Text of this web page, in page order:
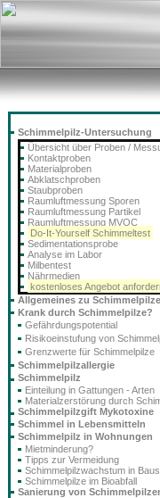
Schimmelpilz-Untersuchung
Übersicht über Proben /
Kontaktproben
Materialproben
Abklatschproben
Staubproben
Raumluftmessung Sporen
Raumluftmessung Partikel
Raumluftmessung MVOC
Do-It-Yourself Schimmeltest
Sedimentationsprobe
Analyse im Labor
Milbentest
Nährmedien
kostenloses Angebot
Allgemeines zu
Krank durch Schimmelpilze?
Gefährdungspotential
Risikoeinstufung von
Grenzwerte für Schimmelpilze
Schimmelpilzallergie
Schimmelpilz
Einteilung in Gattungen - Arten
Materialzerstörung durch
Schimmelpilzgift Mykotoxine
Schimmel in Lebensmitteln
Schimmelpilz in Wohnungen
Mietminderung?
Tipps zur Vermeidung
Schimmelpilzwachstum in
Schimmelpilze im Bioabfall
Sanierung von